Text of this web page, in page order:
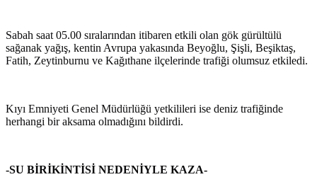
Sabah saat 05.00 sıralarından itibaren etkili olan gök gürültülü
sağanak yağış, kentin Avrupa yakasında Beyoğlu, Şişli, Beşiktaş,
Fatih, Zeytinburnu ve Kağıthane ilçelerinde trafiği olumsuz etkiledi.
Kıyı Emniyeti Genel Müdürlüğü yetkilileri ise deniz trafiğinde
herhangi bir aksama olmadığını bildirdi.
-SU BİRİKİNTİSİ NEDENİYLE KAZA-